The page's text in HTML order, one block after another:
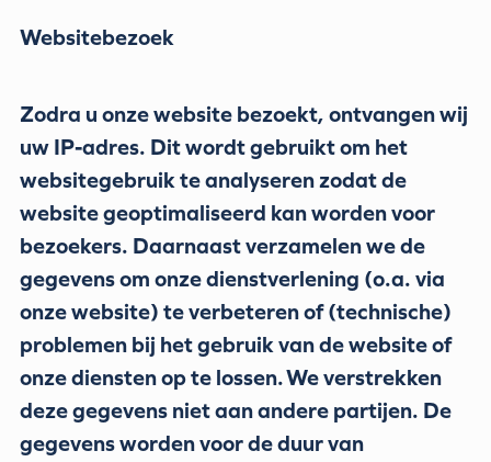
Websitebezoek
Zodra u onze website bezoekt, ontvangen wij
uw IP-adres. Dit wordt gebruikt om het
websitegebruik te analyseren zodat de
website geoptimaliseerd kan worden voor
bezoekers. Daarnaast verzamelen we de
gegevens om onze dienstverlening (o.a. via
onze website) te verbeteren of (technische)
problemen bij het gebruik van de website of
onze diensten op te lossen. We verstrekken
deze gegevens niet aan andere partijen. De
gegevens worden voor de duur van